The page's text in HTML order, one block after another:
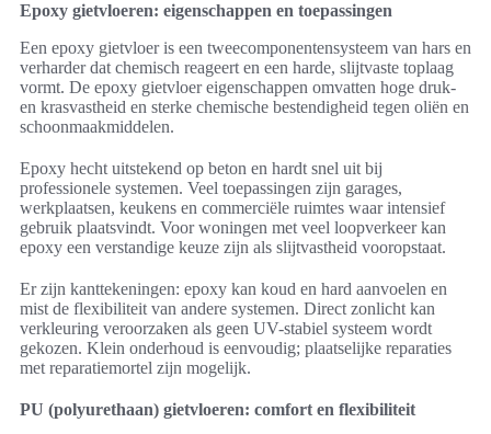
Epoxy gietvloeren: eigenschappen en toepassingen
Een epoxy gietvloer is een tweecomponentensysteem van hars en
verharder dat chemisch reageert en een harde, slijtvaste toplaag
vormt. De epoxy gietvloer eigenschappen omvatten hoge druk-
en krasvastheid en sterke chemische bestendigheid tegen oliën en
schoonmaakmiddelen.
Epoxy hecht uitstekend op beton en hardt snel uit bij
professionele systemen. Veel toepassingen zijn garages,
werkplaatsen, keukens en commerciële ruimtes waar intensief
gebruik plaatsvindt. Voor woningen met veel loopverkeer kan
epoxy een verstandige keuze zijn als slijtvastheid vooropstaat.
Er zijn kanttekeningen: epoxy kan koud en hard aanvoelen en
mist de flexibiliteit van andere systemen. Direct zonlicht kan
verkleuring veroorzaken als geen UV-stabiel systeem wordt
gekozen. Klein onderhoud is eenvoudig; plaatselijke reparaties
met reparatiemortel zijn mogelijk.
PU (polyurethaan) gietvloeren: comfort en flexibiliteit